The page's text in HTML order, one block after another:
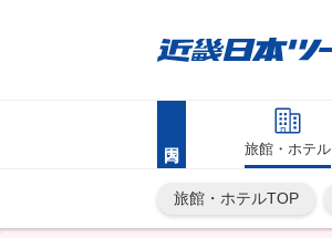
旅館・ホテル
旅館・ホテルTOP